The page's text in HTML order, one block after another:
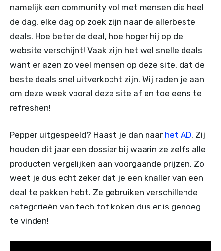
namelijk een community vol met mensen die heel
de dag, elke dag op zoek zijn naar de allerbeste
deals. Hoe beter de deal, hoe hoger hij op de
website verschijnt! Vaak zijn het wel snelle deals
want er azen zo veel mensen op deze site, dat de
beste deals snel uitverkocht zijn. Wij raden je aan
om deze week vooral deze site af en toe eens te
refreshen!
Pepper uitgespeeld? Haast je dan naar het AD. Zij
houden dit jaar een dossier bij waarin ze zelfs alle
producten vergelijken aan voorgaande prijzen. Zo
weet je dus echt zeker dat je een knaller van een
deal te pakken hebt. Ze gebruiken verschillende
categorieën van tech tot koken dus er is genoeg
te vinden!